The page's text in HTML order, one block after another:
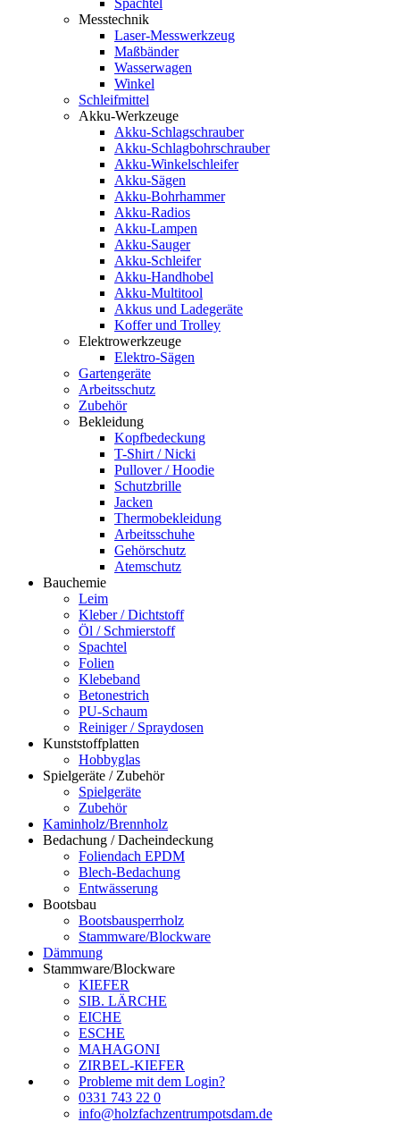
Spachtel
Messtechnik
Laser-Messwerkzeug
Maßbänder
Wasserwagen
Winkel
Schleifmittel
Akku-Werkzeuge
Akku-Schlagschrauber
Akku-Schlagbohrschrauber
Akku-Winkelschleifer
Akku-Sägen
Akku-Bohrhammer
Akku-Radios
Akku-Lampen
Akku-Sauger
Akku-Schleifer
Akku-Handhobel
Akku-Multitool
Akkus und Ladegeräte
Koffer und Trolley
Elektrowerkzeuge
Elektro-Sägen
Gartengeräte
Arbeitsschutz
Zubehör
Bekleidung
Kopfbedeckung
T-Shirt / Nicki
Pullover / Hoodie
Schutzbrille
Jacken
Thermobekleidung
Arbeitsschuhe
Gehörschutz
Atemschutz
Bauchemie
Leim
Kleber / Dichtstoff
Öl / Schmierstoff
Spachtel
Folien
Klebeband
Betonestrich
PU-Schaum
Reiniger / Spraydosen
Kunststoffplatten
Hobbyglas
Spielgeräte / Zubehör
Spielgeräte
Zubehör
Kaminholz/Brennholz
Bedachung / Dacheindeckung
Foliendach EPDM
Blech-Bedachung
Entwässerung
Bootsbau
Bootsbausperrholz
Stammware/Blockware
Dämmung
Stammware/Blockware
KIEFER
SIB. LÄRCHE
EICHE
ESCHE
MAHAGONI
ZIRBEL-KIEFER
Probleme mit dem Login?
0331 743 22 0
info@holzfachzentrumpotsdam.de